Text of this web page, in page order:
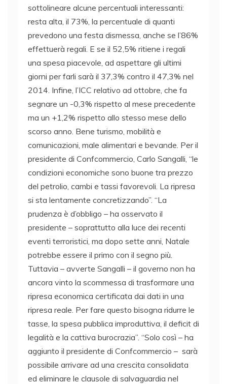
sottolineare alcune percentuali interessanti:
resta alta, il 73%, la percentuale di quanti
prevedono una festa dismessa, anche se l’86%
effettuerà regali. E se il 52,5% ritiene i regali
una spesa piacevole, ad aspettare gli ultimi
giorni per farli sarà il 37,3% contro il 47,3% nel
2014. Infine, l’ICC relativo ad ottobre, che fa
segnare un -0,3% rispetto al mese precedente
ma un +1,2% rispetto allo stesso mese dello
scorso anno. Bene turismo, mobilità e
comunicazioni, male alimentari e bevande. Per il
presidente di Confcommercio, Carlo Sangalli, “le
condizioni economiche sono buone tra prezzo
del petrolio, cambi e tassi favorevoli. La ripresa
si sta lentamente concretizzando”. “La
prudenza è d’obbligo – ha osservato il
presidente – soprattutto alla luce dei recenti
eventi terroristici, ma dopo sette anni, Natale
potrebbe essere il primo con il segno più.
Tuttavia – avverte Sangalli – il governo non ha
ancora vinto la scommessa di trasformare una
ripresa economica certificata dai dati in una
ripresa reale. Per fare questo bisogna ridurre le
tasse, la spesa pubblica improduttiva, il deficit di
legalità e la cattiva burocrazia”. “Solo così – ha
aggiunto il presidente di Confcommercio – sarà
possibile arrivare ad una crescita consolidata
ed eliminare le clausole di salvaguardia nel